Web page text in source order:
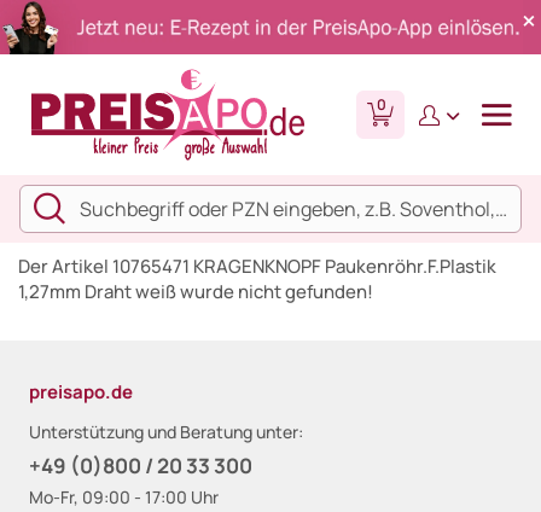
0
Der Artikel 10765471 KRAGENKNOPF Paukenröhr.F.Plastik
1,27mm Draht weiß wurde nicht gefunden!
preisapo.de
Unterstützung und Beratung unter:
+49 (0)800 / 20 33 300
Mo-Fr, 09:00 - 17:00 Uhr